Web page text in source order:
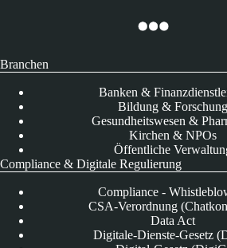
Branchen
Banken &
Bildung & Forschung
Gesundheitswesen &
Kirchen & NPOs
Öffentliche
Compliance & Digitale Regulierung
Compliance -
CSA-Verordnung
Data Act
Digitale-Dienste-Gesetz